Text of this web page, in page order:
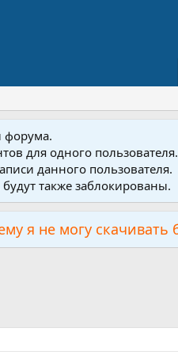
форума.
для одного
данного пользователя.
также заблокированы.
я не могу скачивать